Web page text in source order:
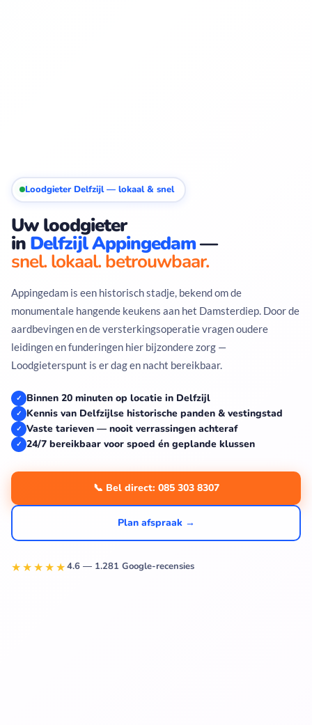
Loodgieter Delfzijl — lokaal & snel
Uw loodgieter
in Delfzijl Appingedam—
snel. lokaal. betrouwbaar.
Appingedam is een historisch stadje, bekend om de
monumentale hangende keukens aan het Damsterdiep. Door de
aardbevingen en de versterkingsoperatie vragen oudere
leidingen en funderingen hier bijzondere zorg —
Loodgieterspunt is er dag en nacht bereikbaar.
✓ Binnen 20 minuten op locatie in Delfzijl
✓ Kennis van Delfzijlse historische panden & vestingstad
✓ Vaste tarieven — nooit verrassingen achteraf
✓ 24/7 bereikbaar voor spoed én geplande klussen
📞 Bel direct: 085 303 8307
Plan afspraak →
★★★★★4.6 — 1.281 Google-recensies